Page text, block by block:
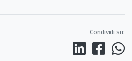
Condividi su: